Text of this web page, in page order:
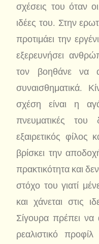
σχέσεις του όταν
ιδέες του. Στην
προτιμάει την
εξερευνήσει
τον βοηθάνε να
συναισθηματικά.
σχέση είναι η
πνευματικές του
εξαιρετικός φίλος
βρίσκει την
πρακτικότητα και
στόχο του γιατί
και χάνεται στις
Σίγουρα πρέπει να
ρεαλιστικό